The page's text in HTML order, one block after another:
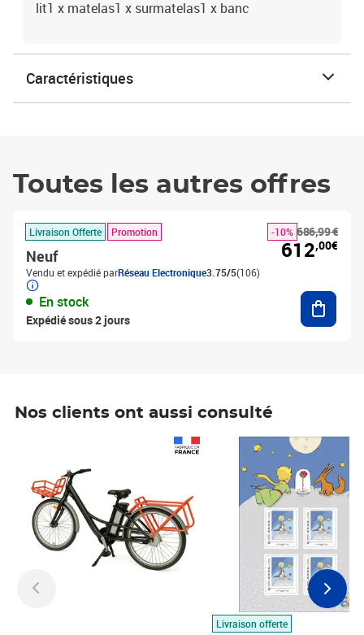
lit1 x matelas1 x surmatelas1 x banc
Caractéristiques
Toutes les autres offres
Livraison Offerte Promotion
Neuf
Vendu et expédié parRéseau Electronique3.75/5(106)
En stock
Expédié sous 2 jours
686,99 €
-10%
612,00€
Nos clients ont aussi consulté
Livraison offerte
Prix 7,50€